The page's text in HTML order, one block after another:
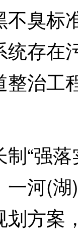
臭标
统存在
整治工
强落
河(
划方案